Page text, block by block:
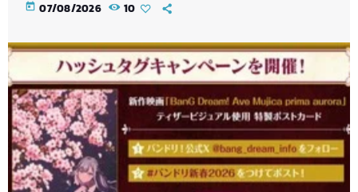
today 07/08/2026 10